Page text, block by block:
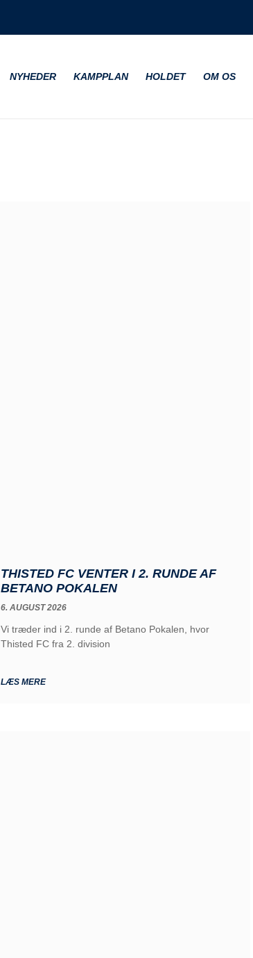
NYHEDER KAMPPLAN HOLDET OM OS
THISTED FC VENTER I 2. RUNDE AF
BETANO POKALEN
6. AUGUST 2026
Vi træder ind i 2. runde af Betano Pokalen, hvor
Thisted FC fra 2. division
LÆS MERE